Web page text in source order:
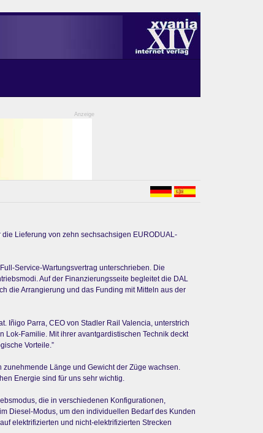
Anzeige
Lieferung von zehn sechsachsigen EURODUAL-
Service-Wartungsvertrag unterschrieben. Die
Auf der Finanzierungsseite begleitet die DAL
die Arrangierung und das Funding mit Mitteln aus der
Iñigo Parra, CEO von Stadler Rail Valencia, unterstrich
Lok-Familie. Mit ihrer avantgardistischen Technik deckt
Vorteile.”
Länge und Gewicht der Züge wachsen.
Energie sind für uns sehr wichtig.
die in verschiedenen Konfigurationen,
Diesel-Modus, um den individuellen Bedarf des Kunden
elektrifizierten und nicht-elektrifizierten Strecken